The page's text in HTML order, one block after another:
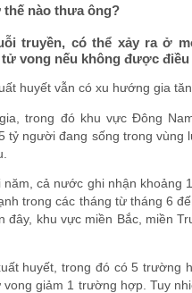
thế nào thưa ông?
truyền, có thể xảy ra ở
vong nếu không được
huyết vẫn có xu hướng gia
trong đó khu vực Đông
tỷ người đang sống trong vùng
cả nước ghi nhận khoảng
trong các tháng từ tháng 6
khu vực miền Bắc, miền
huyết, trong đó có 5 trường
giảm 1 trường hợp. Tuy